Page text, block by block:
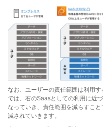
なお、ユーザーの責任範囲は利用
では、右のSaasとしての利用に近
なっていき、責任範囲を減らすこ
減されていきます。